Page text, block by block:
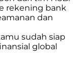
rekening bank
dan
sudah siap
global